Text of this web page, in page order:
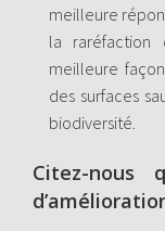
meilleure
la
meilleure
des surfaces
biodiversité.
Citez-nous